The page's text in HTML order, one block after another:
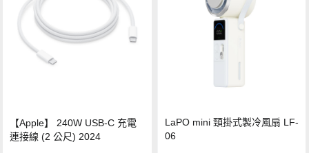
【Apple】 240W USB-C 充電
連接線 (2 公尺) 2024
LaPO mini 頸掛式製冷風扇 LF-
06